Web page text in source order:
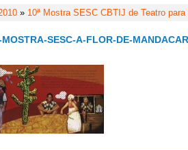
» 10ª Mostra SESC CBTIJ de Teatro para
SESC-A-FLOR-DE-